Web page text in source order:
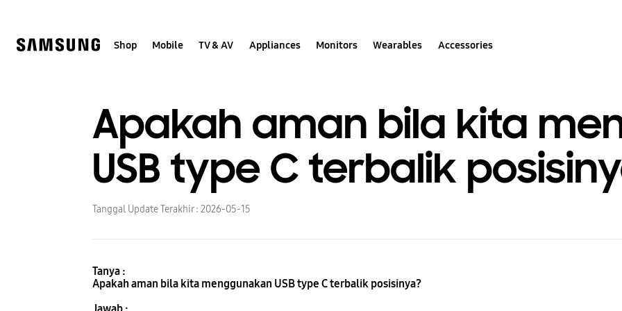
Shop Mobile TV & AV Appliances Monitors Wearables Accessories
Apakah aman bila kita
USB type C terbalik
Tanggal Update Terakhir : 2026-05-15
Tanya :
Apakah aman bila kita menggunakan USB type C terbalik posisinya?